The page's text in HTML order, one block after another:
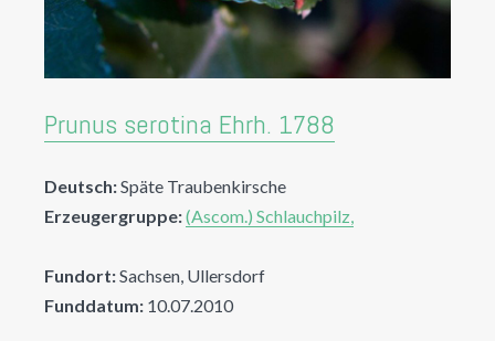
Prunus serotina Ehrh. 1788
Deutsch:Späte Traubenkirsche
Erzeugergruppe:(Ascom.) Schlauchpilz,
Fundort:Sachsen, Ullersdorf
Funddatum: 10.07.2010